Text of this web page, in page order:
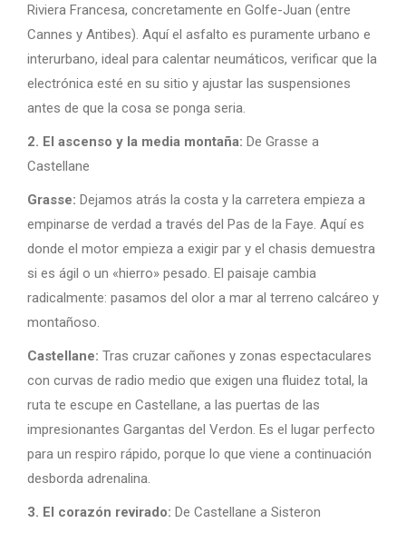
Riviera Francesa, concretamente en Golfe-Juan (entre
Cannes y Antibes). Aquí el asfalto es puramente urbano e
interurbano, ideal para calentar neumáticos, verificar que la
electrónica esté en su sitio y ajustar las suspensiones
antes de que la cosa se ponga seria.
2. El ascenso y la media montaña: De Grasse a
Castellane
Grasse: Dejamos atrás la costa y la carretera empieza a
empinarse de verdad a través del Pas de la Faye. Aquí es
donde el motor empieza a exigir par y el chasis demuestra
si es ágil o un «hierro» pesado. El paisaje cambia
radicalmente: pasamos del olor a mar al terreno calcáreo y
montañoso.
Castellane: Tras cruzar cañones y zonas espectaculares
con curvas de radio medio que exigen una fluidez total, la
ruta te escupe en Castellane, a las puertas de las
impresionantes Gargantas del Verdon. Es el lugar perfecto
para un respiro rápido, porque lo que viene a continuación
desborda adrenalina.
3. El corazón revirado: De Castellane a Sisteron